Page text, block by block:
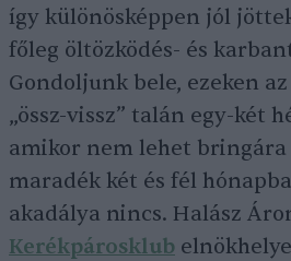
így különösképpen jól
főleg öltözködés- és
Gondoljunk bele, ezeken
„össz-vissz” talán egy-két
amikor nem lehet
maradék két és fél
akadálya nincs. Halász
Kerékpárosklub